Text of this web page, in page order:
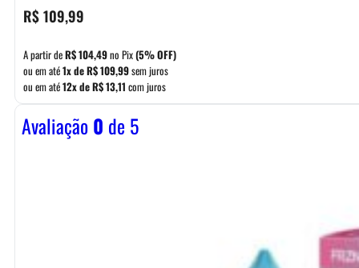
R$109,99
A partir deR$104,49no Pix(5% OFF)
ou em até1x deR$109,99sem juros
ou em até12x deR$13,11 com juros
Avaliação0 de 5